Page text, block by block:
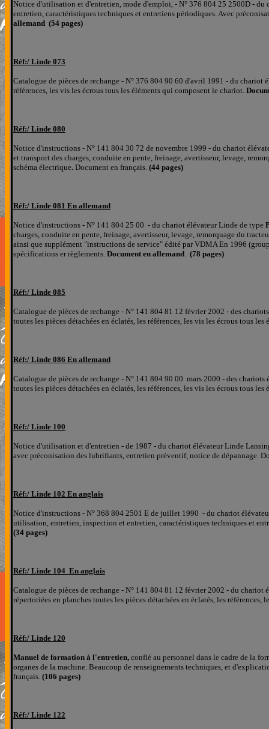
Notice d'utilisation et d'entretien, mode d'emploi, - N° 376 804 25 2500D -
entretien, caractéristiques techniques et entretiens périodiques. Avec
allemand (54 pages)
Réf:/ Linde 073
Catalogue de pièces de rechange - N° 376 804 90 60 d'avril 1991 - du chariot
références, les vis les écrous tous les éléments qui composent le chariot.
Réf:/ Linde 080
Notice d'instructions - N° 141 804 30 72 de novembre 1999 - du chariot
et transport des charges, conduite en pente, freinage, avertisseur, levage,
schéma électrique. Document en français. (44 pages)
Réf:/ Linde 081 En allemand
Notice d'instructions - N° 141 804 25 00 - du chariot élévateur Linde de type
charges, conduite en pente, freinage, avertisseur, levage, remorquage du
ainsi que supplément "instructions de service" édité par VDMA En 1996
spécifications er règlements. Document en allemand. (78 pages)
Réf:/ Linde 085
Catalogue de pièces de rechange - N° 141 804 81 12 février 2002 - des
toutes les pièces détachées en éclatés, les références, les vis les écrous tous les
Réf:/ Linde 086 En allemand
Catalogue de pièces de rechange - N° 141 804 90 00 mars 2000 - des
toutes les pièces détachées en éclatés, les références, les vis les écrous tous les
Réf:/ Linde 100
Notice d'utilisation et d'entretien - de 1987 - du chariot élévateur Linde
avec préconisation des lubrifiants, entretien préventif, notice de dépannage.
Réf:/ Linde 102 En anglais
Notice d'instructions - N° 368 804 2501 E de juillet 1990 - du chariot
utilisation, entretien, inspection et entretien, caractéristiques techniques et
(34 pages)
Réf:/ Linde 104 En anglais
Catalogue de pièces de rechange - N° 141 804 81 12 février 2002 - du
répertoriées en planches toutes les pièces détachées en éclatés, les références,
Réf:/ Linde 120
Manuel de formation à l'entretien, confié au personnel dans le cadre de la
organes de la machine. Beaucoup de renseignements techniques, et
français. (106 pages)
Réf:/ Linde 122